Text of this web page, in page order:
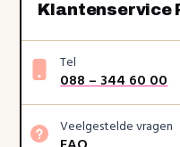
Klantenservice
Tel
088 – 344 60 00
Veelgestelde vragen